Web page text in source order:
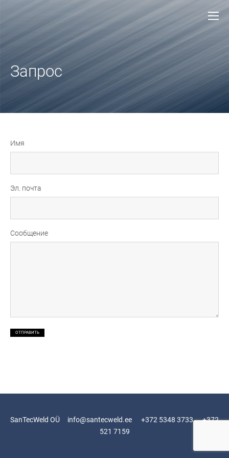
Запрос
Имя
Эл. почта
Сообщение
SanTecWeld OÜ info@santecweld.ee +372 5348 3733 +372
521 7159